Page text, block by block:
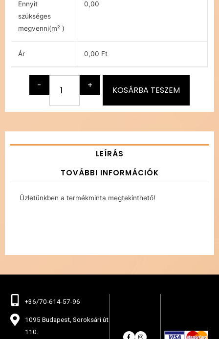
Ennyit
szükséges
megvenni(m² )
0,00
Ár 0,00 Ft
- + KOSÁRBA TESZEM
LEÍRÁS
TOVÁBBI INFORMÁCIÓK
Üzletünkben a termékminta megtekinthető!
+36/70-614-57-96
1095 Budapest, Soroksári út
110.